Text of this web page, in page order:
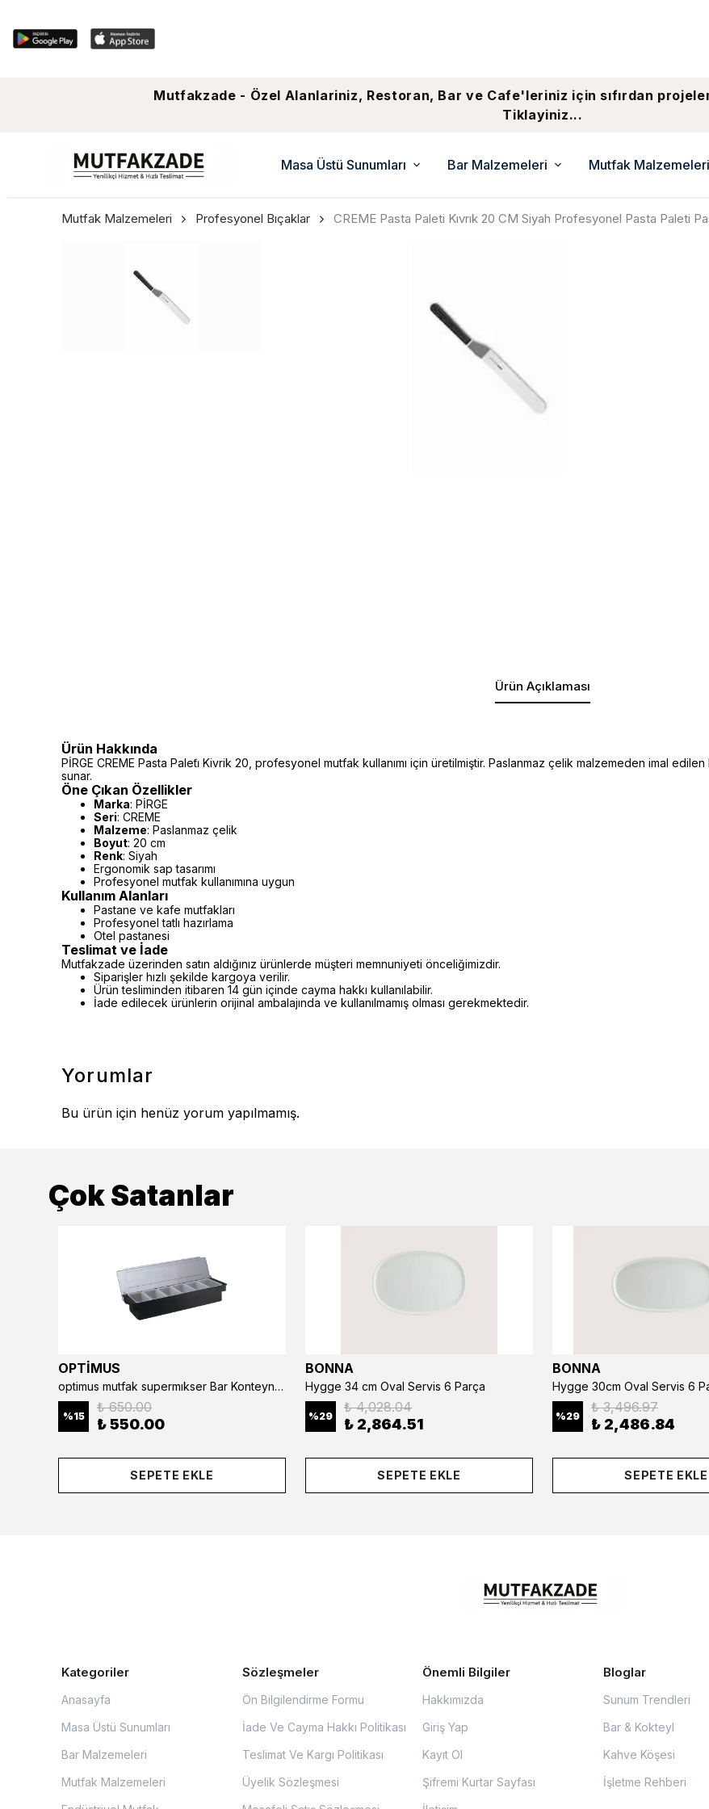
Mutfakzade - Özel Alanlariniz, Restoran, Bar ve Cafe'leriniz için sıfırdan
Tiklayiniz...
Masa Üstü Sunumları Bar Malzemeleri Mutfak Malzemeleri
Mutfak Malzemeleri Profesyonel Bıçaklar CREME Pasta Paleti Kıvrık 20 CM Siyah Profesyonel Pasta Paleti
Ürün Açıklaması
Ürün Hakkında
PİRGE CREME Pasta Paleti̇ Kivrik 20, profesyonel mutfak kullanımı için üretilmiştir. Paslanmaz çelik malzemeden imal
sunar.
Öne Çıkan Özellikler
Marka: PİRGE
Seri: CREME
Malzeme: Paslanmaz çelik
Boyut: 20 cm
Renk: Siyah
Ergonomik sap tasarımı
Profesyonel mutfak kullanımına uygun
Kullanım Alanları
Pastane ve kafe mutfakları
Profesyonel tatlı hazırlama
Otel pastanesi
Teslimat ve İade
Mutfakzade üzerinden satın aldığınız ürünlerde müşteri memnuniyeti önceliğimizdir.
Siparişler hızlı şekilde kargoya verilir.
Ürün tesliminden itibaren 14 gün içinde cayma hakkı kullanılabilir.
İade edilecek ürünlerin orijinal ambalajında ve kullanılmamış olması gerekmektedir.
Yorumlar
Bu ürün için henüz yorum yapılmamış.
Çok Satanlar
OPTİMUS
optimus mutfak supermıkser Bar Konteyner 6'lı 50×16×9 cm Kapaklı Polikarbon Organizer Bar & Kafe
%15
₺ 650.00
₺ 550.00
SEPETE EKLE
BONNA
Hygge 34 cm Oval Servis 6 Parça
%29
₺ 4,028.04
₺ 2,864.51
SEPETE EKLE
BONNA
Hygge 30cm Oval Servis 6
%29
₺ 3,496.97
₺ 2,486.84
SEPETE EKLE
Kategoriler
Anasayfa
Masa Üstü Sunumları
Bar Malzemeleri
Mutfak Malzemeleri
Sözleşmeler
Ön Bilgilendirme Formu
İade Ve Cayma Hakkı Politikası
Teslimat Ve Kargı Politikası
Üyelik Sözleşmesi
Önemli Bilgiler
Hakkımızda
Giriş Yap
Kayıt Ol
Şifremi Kurtar Sayfası
Bloglar
Sunum Trendleri
Bar & Kokteyl
Kahve Köşesi
İşletme Rehberi